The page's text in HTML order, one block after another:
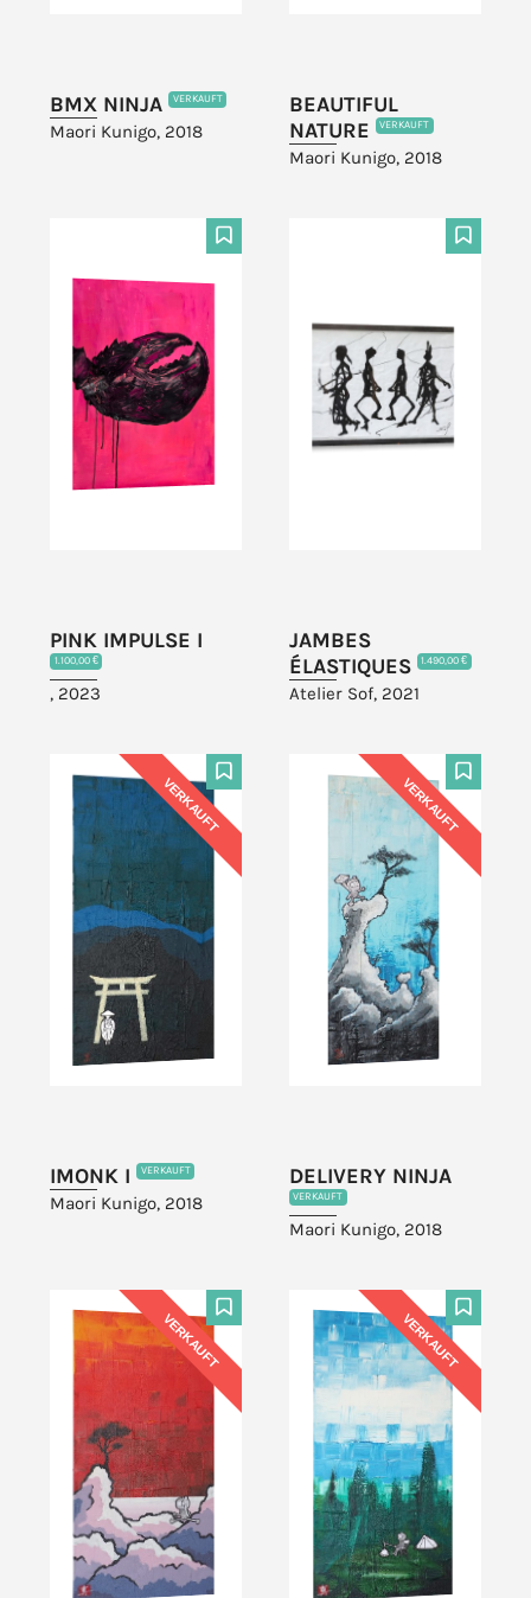
BMX NINJA VERKAUFT
Maori Kunigo, 2018
BEAUTIFUL
NATURE
VERKAUFT
Maori Kunigo, 2018
F
PINK IMPULSE I
1.100,00 €
, 2023
F
JAMBES
ÉLASTIQUES
1.490,00 €
Atelier Sof, 2021
F
VERKAUFT
IMONK I VERKAUFT
Maori Kunigo, 2018
F
VERKAUFT
DELIVERY NINJA
VERKAUFT
Maori Kunigo, 2018
F
VERKAUFT F
VERKAUFT